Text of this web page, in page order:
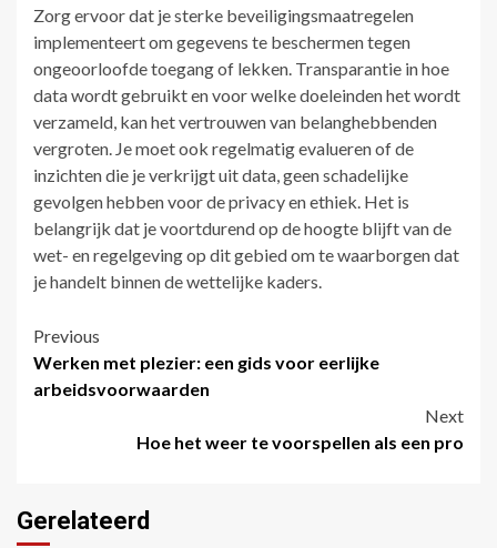
Zorg ervoor dat je sterke beveiligingsmaatregelen
implementeert om gegevens te beschermen tegen
ongeoorloofde toegang of lekken. Transparantie in hoe
data wordt gebruikt en voor welke doeleinden het wordt
verzameld, kan het vertrouwen van belanghebbenden
vergroten. Je moet ook regelmatig evalueren of de
inzichten die je verkrijgt uit data, geen schadelijke
gevolgen hebben voor de privacy en ethiek. Het is
belangrijk dat je voortdurend op de hoogte blijft van de
wet- en regelgeving op dit gebied om te waarborgen dat
je handelt binnen de wettelijke kaders.
Post
navigation
Previous
Werken met plezier: een gids voor eerlijke
arbeidsvoorwaarden
Next
Hoe het weer te voorspellen als een pro
Gerelateerd